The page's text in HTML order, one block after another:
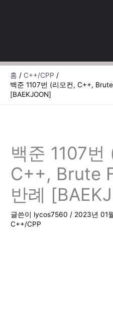
너
홈
C++/CPP
백준 1107번 (리모컨, C++,
[BAEKJOON]
백준 1107번
C++, Brute
반례
글쓴이 lycos7560/ 2023년 01
C++/CPP